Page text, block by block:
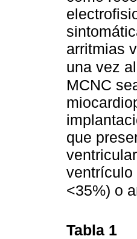
arritmias
una vez
MCNC
que
ventrículo
<35%) o
Tabla 1